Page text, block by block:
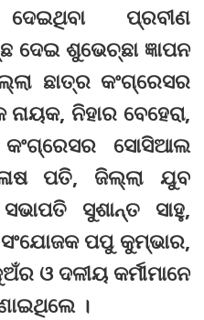
ପ୍ରବୀଣ
ଶୁଭେଚ୍ଛା ଜ୍ଞାପନ
ଛାତ୍ର କଂଗ୍ରେସର
ନିହାର ବେହେରା,
ସୋସିଆଲ
ପତି, ଜିଲ୍ଲା ଯୁବ
ସୁଶାନ୍ତ ସାହୁ,
ପପୁ କୁମ୍ଭାର,
ଓ ଦଳୀୟ କର୍ମୀମାନେ
।